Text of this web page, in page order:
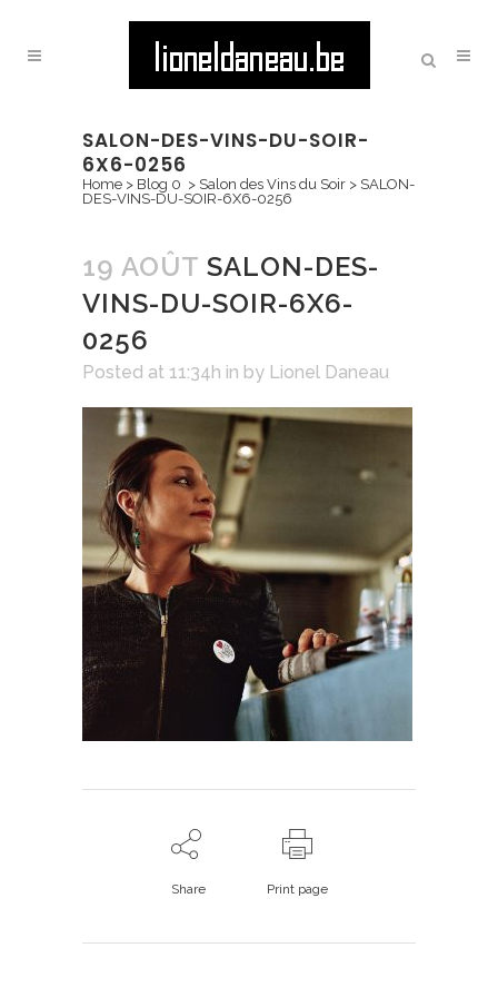
SALON-DES-VINS-DU-SOIR-
6X6-0256
Home > Blog 0 > Salon des Vins du Soir > SALON-
DES-VINS-DU-SOIR-6X6-0256
19 AOÛT SALON-DES-
VINS-DU-SOIR-6X6-
0256
Posted at 11:34h in by Lionel Daneau
Share Print page